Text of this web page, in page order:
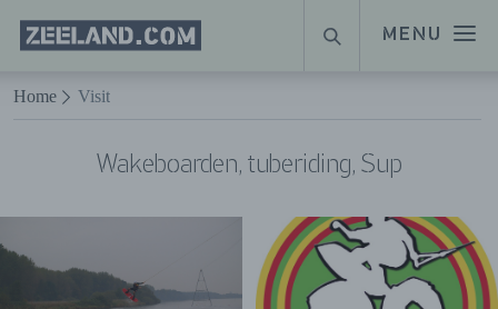
Naar hoofdinhoud
MENU
Homepage
Zeeland.com
ZOEKEN
Home Visit
Wakeboarden, tuberiding, Sup